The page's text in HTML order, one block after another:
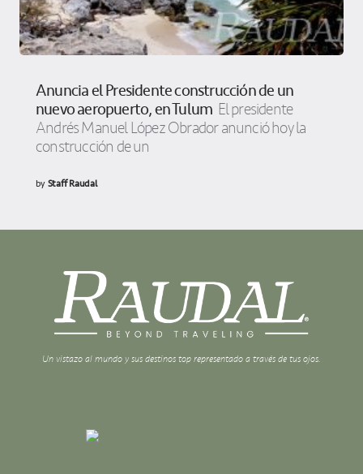
Anuncia el Presidente construcción de un
nuevo aeropuerto, en Tulum El presidente
Andrés Manuel López Obrador anunció hoy la
construcción de un
byStaff Raudal
Un vistazo al mundo y sus destinos top representado a través de tus ojos.